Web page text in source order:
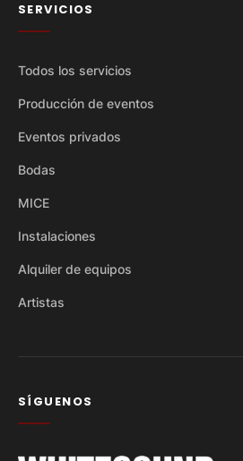
SERVICIOS
Todos los servicios
Producción de eventos
Eventos privados
Bodas
MICE
Instalaciones
Alquiler de equipos
Artistas
SÍGUENOS